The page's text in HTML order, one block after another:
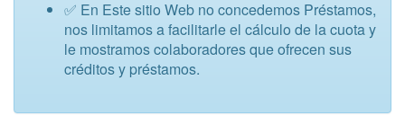
✅ En Este sitio Web no concedemos Préstamos,
nos limitamos a facilitarle el cálculo de la cuota y
le mostramos colaboradores que ofrecen sus
créditos y préstamos.